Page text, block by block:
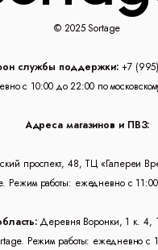
© 2025 Sortage
службы поддержки: +7
с 10:00 до 22:00 по
Адреса магазинов и ПВЗ:
проспект, 48, ТЦ «Галереи
Режим работы: ежедневно с
Деревня Воронки, 1 к. 4,
Режим работы: ежедневно с